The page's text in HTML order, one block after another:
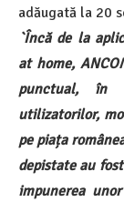
adăugată la 20
`Încă de la
at home,
punctual, în
utilizatorilor,
pe piața
depistate au
impunerea